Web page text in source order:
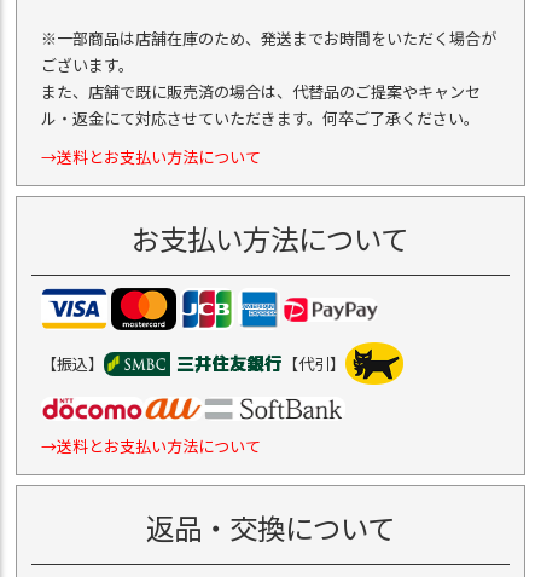
※一部商品は店舗在庫のため、発送までお時間をいただく場合が
ございます。
また、店舗で既に販売済の場合は、代替品のご提案やキャンセ
ル・返金にて対応させていただきます。何卒ご了承ください。
→送料とお支払い方法について
お支払い方法について
【振込】 【代引】
→送料とお支払い方法について
返品・交換について